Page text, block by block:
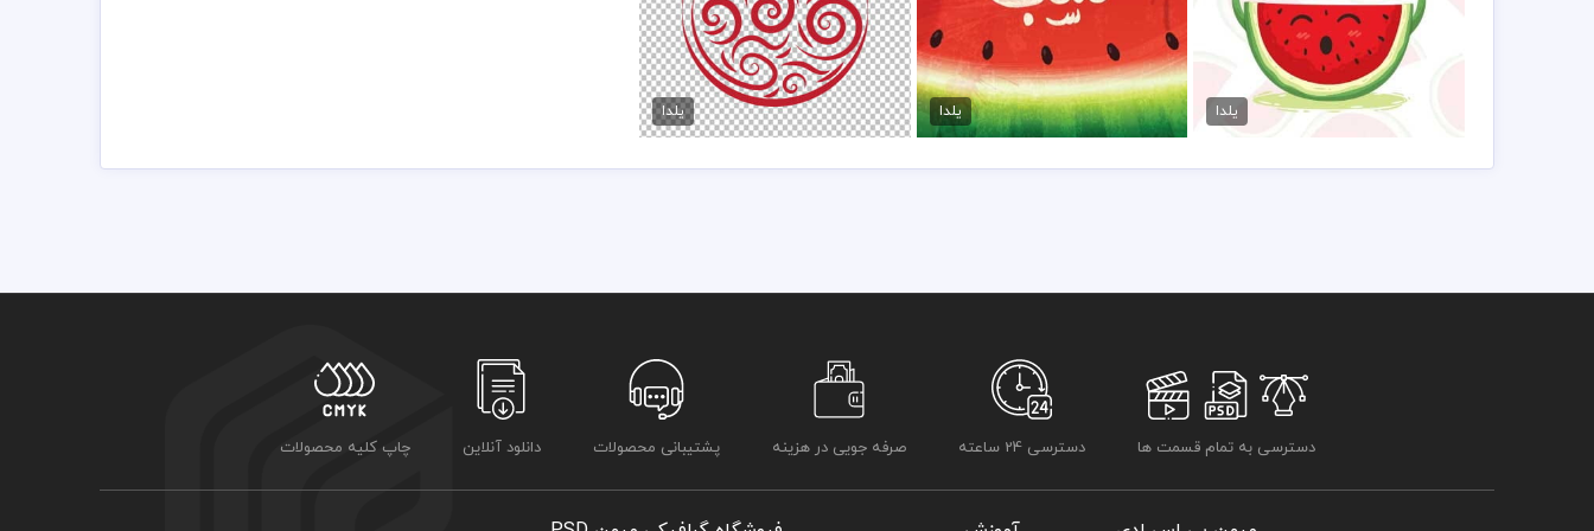
داشت این شب شیرین نزد ایرایان باشد
در قسمت وکتور یلدا ابعاد و سایز بصورت پیش فرض تعریف شده است که به شما این قابلیت را می دهد که می توانید در هر ابعادی
بزرگ نمایی داشته باشید
برای استفاده از وکتور شب چله و وکتور یلدا و دیگر طرح های یلدا موجود باید از برنامه ایلستریتور استفاده نمائید که طرز استفاده از
فایل وکتور شب یلدا
70,000 تومان
یلدا
دانلود وکتور کارت پستال شب یلدا
70,000 تومان
یلدا
وکتور شب یلدا لایه باز
70,000 تومان
یلدا
دسترسی به تمام قسمت ها دسترسی 24 ساعته صرفه جویی در هزینه پشتیبانی محصولات دانلود آنلاین چاپ کلیه محصولات